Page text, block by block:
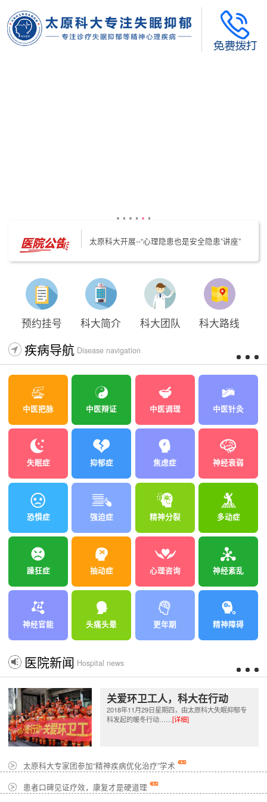
太原科大开展--“心理隐患也是安全隐患”讲座”
太原科大开展心理沙盘团体体验系列公益活动
预约挂号 科大简介 科大团队 科大路线
疾病导航 Disease navigation
中医把脉 中医辩证 中医调理 中医针灸
失眠症 抑郁症 焦虑症 神经衰弱
恐惧症 强迫症 精神分裂 多动症
躁狂症 抽动症 心理咨询 神经紊乱
神经官能 头痛头晕 更年期 精神障碍
医院新闻 Hospital news
关爱环卫工人，科大在行动
2018年11月29日星期四，由太原科大失眠抑郁专
科发起的暖冬行动……[详细]
太原科大专家团参加“精神疾病优化治疗”学术
患者口碑见证疗效，康复才是硬道理